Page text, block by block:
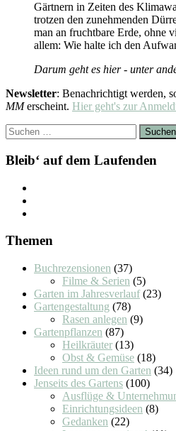
Gärtnern in Zeiten des
trotzen den zunehmenden
man an fruchtbare Erde, ohne
allem: Wie halte ich den
Darum geht es hier - unter
Newsletter: Benachrichtigt werden,
MMerscheint. Hier geht's zur
Suchen
nach:
Bleib‘ auf dem Laufenden
Themen
Buchrezensionen (37)
Filme & Serien (5)
Garten im Jahresverlauf(23)
Gartengestaltung (78)
Rasen anlegen (9)
Gartenpflanzen (87)
Heilkräuter (13)
Obst & Gemüse (18)
Ideen rund um den Garten (34)
Jenseits des Gartens (100)
Ausflüge &
Einrichtungsideen (8)
Gedanken (22)